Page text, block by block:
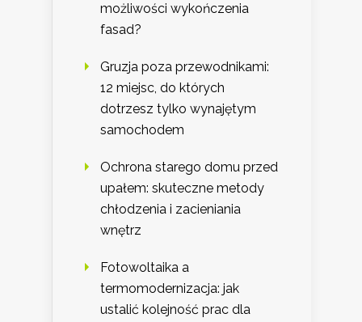
możliwości wykończenia
fasad?
Gruzja poza przewodnikami:
12 miejsc, do których
dotrzesz tylko wynajętym
samochodem
Ochrona starego domu przed
upałem: skuteczne metody
chłodzenia i zacieniania
wnętrz
Fotowoltaika a
termomodernizacja: jak
ustalić kolejność prac dla